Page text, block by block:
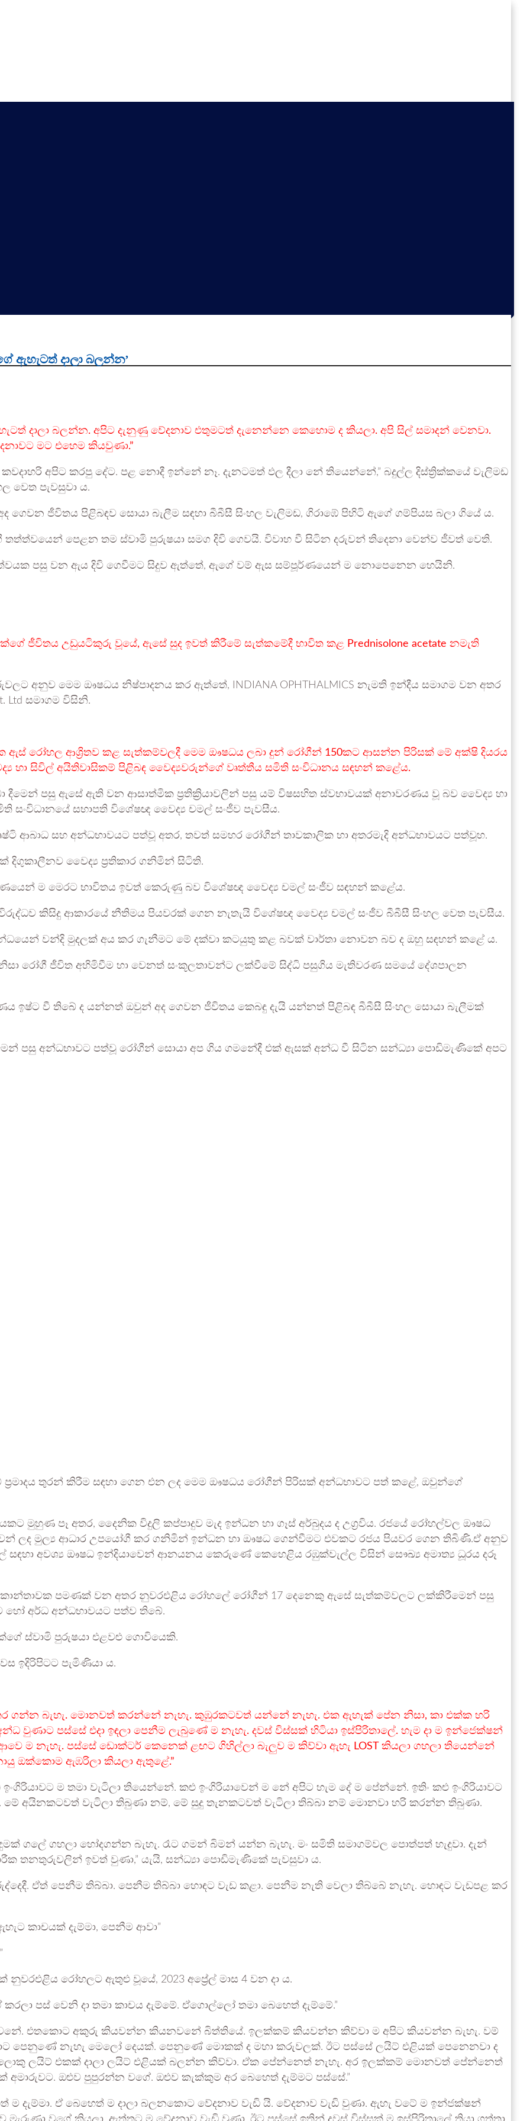
ඇහැටත් දාලා බලන්න’
දාලා බලන්න. අපිට දැනුණු වේදනාව එතුමටත් දැනෙන්නෙ කෙහොම ද කියලා. අපි සිල් සමාදන් වෙනවා.
මට එහෙම කියවුණා.”
අපිට කරපු දේට. පළ නොදී ඉන්නේ නෑ. දැනටමත් ඵල දීලා නේ තියෙන්නේ,” බදුල්ල දිස්ත්‍රික්කයේ වැලිමඩ
වෙත පැවසුවා ය.
ජීවිතය පිළිබඳව සොයා බැලීම සඳහා බීබීසී සිංහල වැලිමඩ, ගිරාඹේ පිහිටි ඇගේ ගම්පියස බලා ගියේ ය.
තත්ත්වයෙන් පෙළන තම ස්වාමි පුරුෂයා සමග දිවි ගෙවයි. විවාහ වී සිටින දරුවන් තිදෙනා වෙන්ව ජීවත් වෙති.
පසු වන ඇය දිවි ගෙවීමට සිදුව ඇත්තේ, ඇගේ වම් ඇස සම්පූර්ණයෙන් ම නොපෙනෙන හෙයිනි.
ජීවිතය උඩුයටිකුරු වූයේ, ඇසේ සුද ඉවත් කිරීමේ සැත්කමේදී භාවිත කළ Prednisolone acetate නමැති
අනුව මෙම ඖෂධය නිෂ්පාදනය කර ඇත්තේ, INDIANA OPHTHALMICS නැමති ඉන්දීය සමාගම වන අතර
Ltd සමාගම විසිනි.
ඇස් රෝහල ආශ්‍රිතව කළ සැත්කම්වලදී මෙම ඖෂධය ලබා දුන් රෝගීන් 150කට ආසන්න පිරිසක් මේ අක්ෂි දියරය
හා සිවිල් අයිතිවාසිකම් පිළිබඳ වෛද්‍යවරුන්ගේ වෘත්තීය සමිති සංවිධානය සඳහන් කළේය.
දීමෙන් පසු ඇසේ ඇති වන ආසාත්මික ප්‍රතික්‍රියාවලින් පසු යම් විෂසහිත ස්වභාවයක් අනාවරණය වූ බව වෛද්‍ය හා
සභාපති විශේෂඥ වෛද්‍ය චමල් සංජීව පැවසීය.
ආබාධ සහ අන්ධභාවයට පත්වූ අතර, තවත් සමහර රෝගීන් තාවකාලික හා අතරමැදි අන්ධභාවයට පත්වූහ.
වෛද්‍ය ප්‍රතිකාර ගනිමින් සිටිති.
ම මෙරට භාවිතය ඉවත් කෙරුණු බව විශේෂඥ වෛද්‍ය චමල් සංජීව සඳහන් කළේය.
කිසිදු ආකාරයේ නීතිමය පියවරක් ගෙන නැතැයි විශේෂඥ වෛද්‍ය චමල් සංජීව බීබීසී සිංහල වෙත පැවසීය.
වන්දි මුදලක් අය කර ගැනීමට මේ දක්වා කටයුතු කළ බවක් වාර්තා නොවන බව ද ඔහු සඳහන් කළේ ය.
රෝගී ජීවිත අහිමිවීම හා වෙනත් සංකූලතාවන්ට ලක්වීමේ සිද්ධි පසුගිය මැතිවරණ සමයේ දේශපාලන
ඉෂ්ට වී තිබේ ද යන්නත් ඔවුන් අද ගෙවන ජීවිතය කෙබඳු දැයි‍ යන්නත් පිළිබඳ බීබීසී සිංහල සොයා බැලීමක්
පසු අන්ධභාවට පත්වූ රෝගීන් සොයා අප ගිය ගමනේදී එක් ඇසක් අන්ධ වී සිටින සන්ධ්‍යා පොඩිමැණිකේ අපට
ප්‍රමාදය තුරන් කිරීම සඳහා ගෙන එන ලද මෙම ඖෂධය රෝගීන් පිරිසක් අන්ධභාවට පත් කළේ, ඔවුන්ගේ
මුහුණ පෑ අතර, දෛනික විදුලි කප්පාදුව මැද ඉන්ධන හා ගෑස් අර්බුදය ද උග්‍රවිය. රජයේ රෝහල්වල ඖෂධ
ලද මුල්‍ය ආධාර උපයෝගී කර ගනිමින් ඉන්ධන හා ඖෂධ ගෙන්වීමට එවකට රජය පියවර ගෙන තිබිණි.ඒ අනුව
අවශ්‍ය ඖෂධ ඉන්දියාවෙන් ආනයනය කෙරුණේ කෙහෙළිය රඹුක්වැල්ල විසින් සෞඛ්‍ය අමාත්‍ය ධූරය දරූ
පමණක් වන අතර නුවරඑළිය රෝහලේ රෝගීන් 17 දෙනෙකු ඇසේ සැත්කම්වලට ලක්කිරීමෙන් පසු
අර්ධ අන්ධභාවයට පත්ව තිබේ.
ස්වාමි පුරුෂයා එළවළු ගොවියෙකි.
ඉදිරිපිටට පැමිණියා ය.
බැහැ. මොනවත් කරන්නේ නැහැ. කුඹුරකටවත් යන්නේ නැහැ. එක ඇහැක් පේන නිසා, කා එක්ක හරි
වුණාට පස්සේ එදා ඉඳලා පෙනීම ලැබුණේ ම නැහැ. දවස් විස්සක් හිටියා ඉස්පිරිතාලේ. හැම දා ම ඉන්ජෙක්ෂන්
ආවෙ ම නැහැ. පස්සේ ඩොක්ටර් කෙනෙක් ළඟට ගිහිල්ලා බැලුව ම කිව්වා ඇහැ LOST කියලා ගහලා තියෙන්නේ
ඔක්කොම ඇඹරිලා කියලා ඇතුළේ.”
ම තමා වැටිලා තියෙන්නේ. කළු ඉංගිරියාවෙන් ම නේ අපිට හැම දේ ම පේන්නේ. ඉතිං කළු ඉංගිරියාවට
මේ අයිනකටවත් වැටිලා තිබුණා නම්, මේ සුදු තැනකටවත් වැටිලා තිබ්බා නම් මොනවා හරි කරන්න තිබුණා.
ගලේ ගහලා හෝදගන්න බැහැ. රෑට ගමන් බිමන් යන්න බැහැ. මං සමිති සමාගම්වල පොත්පත් හැදුවා. දැන්
තනතුරුවලින් ඉවත් වුණා,” යැයි, සන්ධ්‍යා පොඩිමැණිකේ පැවසුවා ය.
ඒත් පෙනීම තිබ්බා. පෙනීම තිබ්බා හොඳට වැඩ කළා. පෙනීම නැති වෙලා තිබ්බේ නැහැ. හොඳට වැඩපළ කර
කාචයක් දැම්මා, පෙනීම ආවා”
රෝහලට ඇතුළු වූයේ, 2023 අප්‍රේල් මාස 4 වන දා ය.
පස් වෙනි දා තමා කාචය දැම්මේ. ඒගොල්ලෝ තමා බෙහෙත් දැම්මේ.”
එතකොට අකුරු කියවන්න කියනවනේ බිත්තියේ. ඉලක්කම් කියවන්න කිව්වා ම අපිට කියවන්න බැහැ. වම්
පෙනුණේ නැහැ මෙලෝ දෙයක්. පෙනුණේ මොකක් ද මහා කරුවලක්. ඊට පස්සේ ලයිට් එළියක් පෙනෙනවා ද
ලයිට් එකක් දාලා ලයිට් එළියක් බලන්න කිව්වා. ඒක පේන්නෙත් නැහැ. අර ඉලක්කම් මොනවත් පේන්නෙත්
ඔළුව පුපුරන්න වගේ. ඔළුව කැක්කුම අර බෙහෙත් දැම්මට පස්සේ.”
දැම්මා. ඒ බෙහෙත් ම දාලා බලනකොට වේදනාව වැඩි යි. වේදනාව වැඩි වුණා. ඇහැ වටේ ම ඉන්ජක්ෂන්